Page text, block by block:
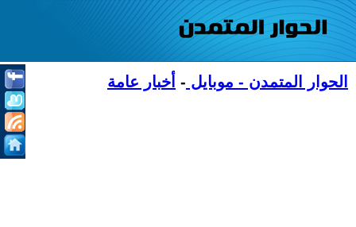
الحوار المتمدن - موبايل - أخبار عامة